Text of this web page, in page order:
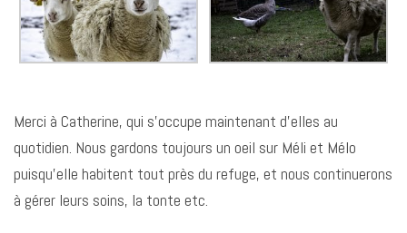
Merci à Catherine, qui s’occupe maintenant d’elles au
quotidien. Nous gardons toujours un oeil sur Méli et Mélo
puisqu’elle habitent tout près du refuge, et nous continuerons
à gérer leurs soins, la tonte etc.